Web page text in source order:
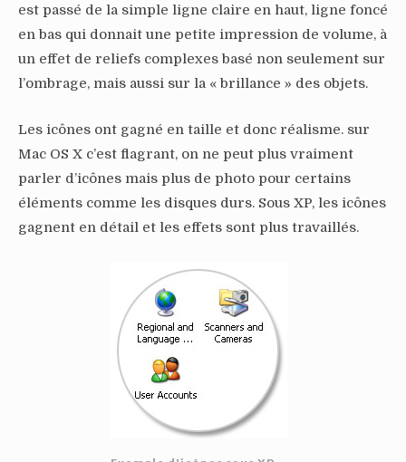
est passé de la simple ligne claire en haut, ligne foncé
en bas qui donnait une petite impression de volume, à
un effet de reliefs complexes basé non seulement sur
l’ombrage, mais aussi sur la « brillance » des objets.
Les icônes ont gagné en taille et donc réalisme. sur
Mac OS X c’est flagrant, on ne peut plus vraiment
parler d’icônes mais plus de photo pour certains
éléments comme les disques durs. Sous XP, les icônes
gagnent en détail et les effets sont plus travaillés.